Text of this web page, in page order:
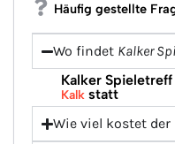
Häufig gestellte
Wo findet Kalker
Kalker
Kalk statt
Wie viel kostet